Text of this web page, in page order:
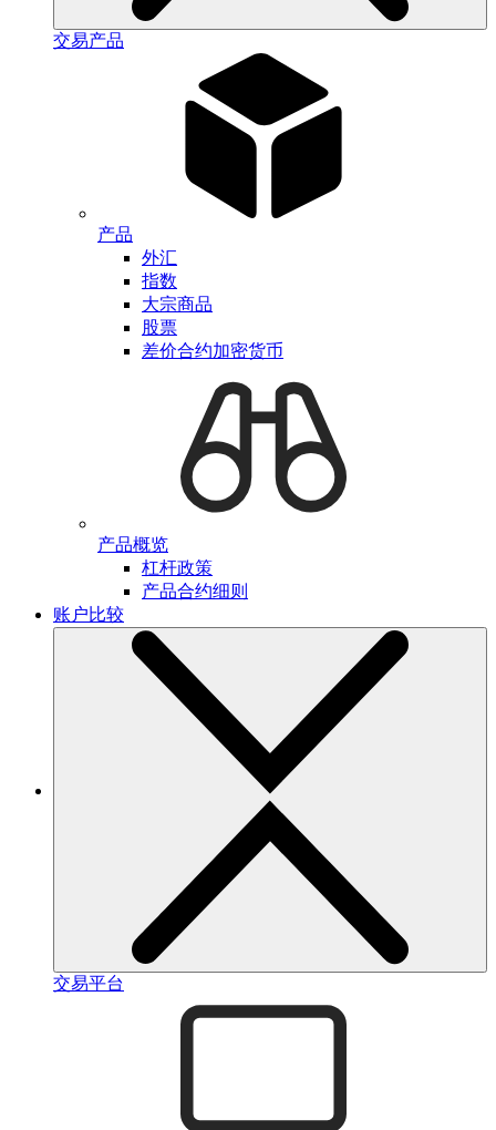
交易产品
产品
外汇
指数
大宗商品
股票
差价合约加密货币
产品概览
杠杆政策
产品合约细则
账户比较
交易平台